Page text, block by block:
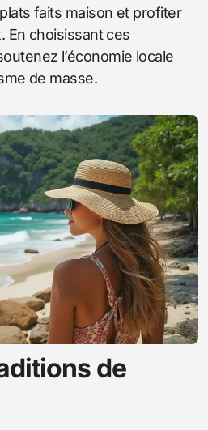
faits maison et profiter
En choisissant ces
l’économie locale
de masse.
de